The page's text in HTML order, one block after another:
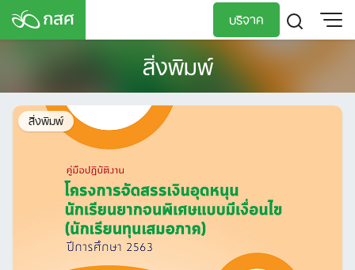
Skip
บริจาค
TH
สิ่งพิมพ์
สิ่งพิมพ์